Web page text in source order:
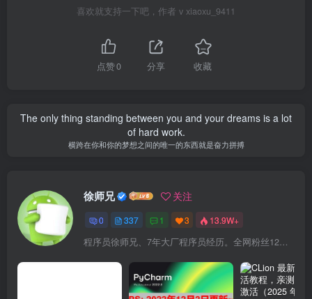
喜欢就支持一下吧，作者 v xiaoxu_9411
点赞0 分享 收藏
The only thing standing between you and your dreams is a lot
of hard work.
横跨在你和你的梦想之间的唯一的东西就是奋力拼搏
徐师兄 关注
0 337 1 3 13.9W+
程序员徐师兄、7年大厂程序员经历。全网粉丝12W+,Csdn博客专家、掘金/华为云/阿里云/InfoQ等平台优质作者、专注于Java技术领域和大学生毕业设计项目实战